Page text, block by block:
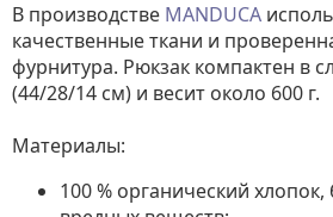
В производстве MANDUCA
качественные ткани и
фурнитура. Рюкзак компактен в
(44/28/14 см) и весит около 600 г.
Материалы:
100 % органический